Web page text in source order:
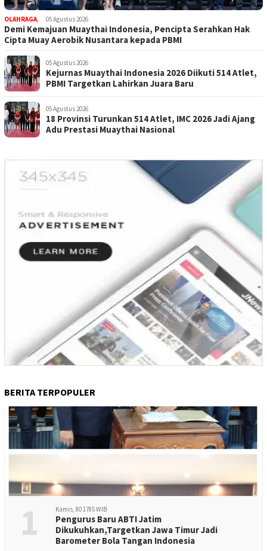
OLAHRAGA, 05 Agustus 2026
Demi Kemajuan Muaythai Indonesia, Pencipta Serahkan Hak
Cipta Muay Aerobik Nusantara kepada PBMI
05 Agustus 2026
Kejurnas Muaythai Indonesia 2026 Diikuti 514 Atlet,
PBMI Targetkan Lahirkan Juara Baru
05 Agustus 2026
18 Provinsi Turunkan 514 Atlet, IMC 2026 Jadi Ajang
Adu Prestasi Muaythai Nasional
BERITA TERPOPULER
1 Kamis, 80 1785 WIB
Pengurus Baru ABTI Jatim
Dikukuhkan,Targetkan Jawa Timur Jadi
Barometer Bola Tangan Indonesia